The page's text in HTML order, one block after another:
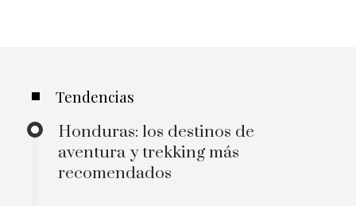
Tendencias
Honduras: los destinos de
aventura y trekking más
recomendados